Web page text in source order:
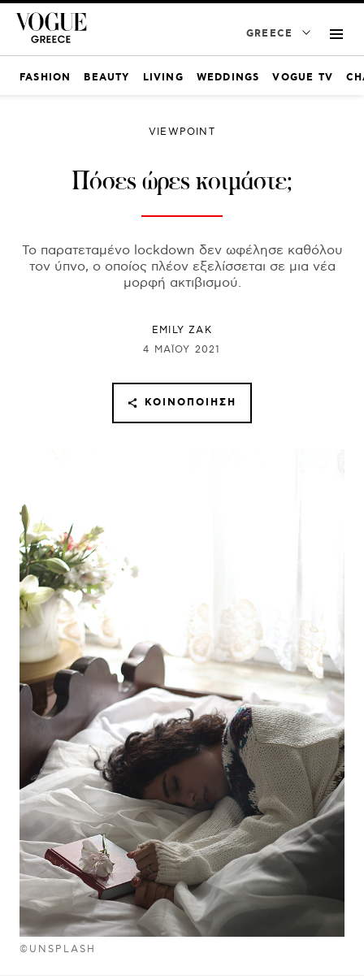
GREECE
FASHION BEAUTY LIVING WEDDINGS VOGUE TV
©UNSPLASH
VIEWPOINT
Πόσες ώρες κοιμάστε;
Το παρατεταμένο lockdown δεν ωφέλησε καθόλου
τον ύπνο, ο οποίος πλέον εξελίσσεται σε μια νέα
μορφή ακτιβισμού.
EMILY ZAK
4 ΜΑΪ́ΟΥ 2021
ΚΟΙΝΟΠΟΊΗΣΗ